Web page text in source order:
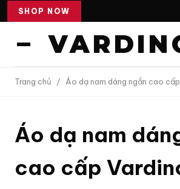
SHOP NOW
Trang chủ / Áo dạ nam dáng ngắn cao
Áo dạ nam
cao cấp